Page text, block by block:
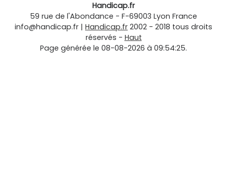
Handicap.fr
59 rue de l'Abondance - F-69003 Lyon France
info@handicap.fr | Handicap.fr 2002 - 2018 tous droits
réservés - Haut
Page générée le 08-08-2026 à 09:54:25.